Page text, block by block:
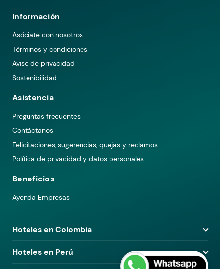
Información
Asóciate con nosotros
Términos y condiciones
Aviso de privacidad
Sostenibilidad
Asistencia
Preguntas frecuentes
Contáctanos
Felicitaciones, sugerencias, quejas y reclamos
Política de privacidad y datos personales
Beneficios
Ayenda Empresas
Hoteles en Colombia
Hoteles en Medellín
Hoteles en Bogotá
Hoteles en Perú